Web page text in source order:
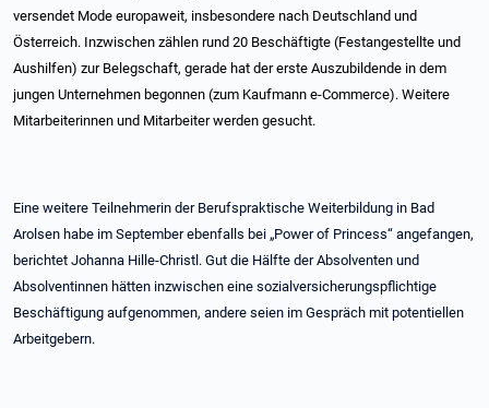
versendet Mode europaweit, insbesondere nach Deutschland und
Österreich. Inzwischen zählen rund 20 Beschäftigte (Festangestellte und
Aushilfen) zur Belegschaft, gerade hat der erste Auszubildende in dem
jungen Unternehmen begonnen (zum Kaufmann e-Commerce). Weitere
Mitarbeiterinnen und Mitarbeiter werden gesucht.
Eine weitere Teilnehmerin der Berufspraktische Weiterbildung in Bad
Arolsen habe im September ebenfalls bei „Power of Princess“ angefangen,
berichtet Johanna Hille-Christl. Gut die Hälfte der Absolventen und
Absolventinnen hätten inzwischen eine sozialversicherungspflichtige
Beschäftigung aufgenommen, andere seien im Gespräch mit potentiellen
Arbeitgebern.